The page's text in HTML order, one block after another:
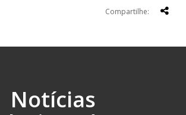
Compartilhe:
Notícias